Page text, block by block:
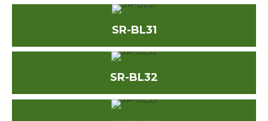
SR-BL31
SR-BL32